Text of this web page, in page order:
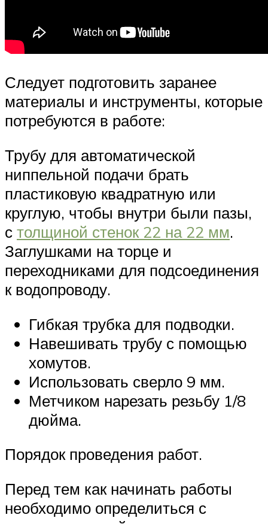
Следует подготовить заранее
материалы и инструменты, которые
потребуются в работе:
Трубу для автоматической
ниппельной подачи брать
пластиковую квадратную или
круглую, чтобы внутри были пазы,
с толщиной стенок 22 на 22 мм.
Заглушками на торце и
переходниками для подсоединения
к водопроводу.
Гибкая трубка для подводки.
Навешивать трубу с помощью
хомутов.
Использовать сверло 9 мм.
Метчиком нарезать резьбу 1/8
дюйма.
Порядок проведения работ.
Перед тем как начинать работы
необходимо определиться с